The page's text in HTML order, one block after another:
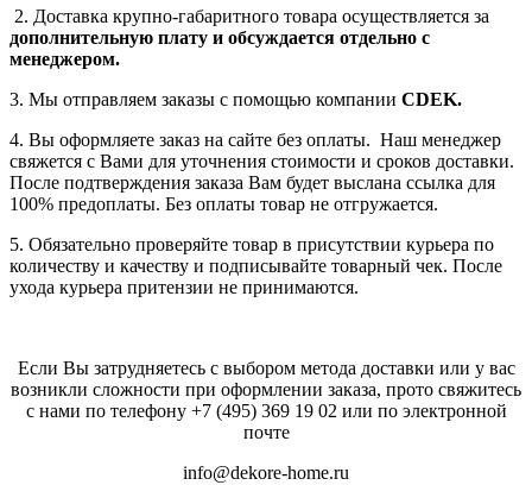
2. Доставка крупно-габаритного товара осуществляется за
дополнительную плату и обсуждается отдельно с
менеджером.
3. Мы отправляем заказы с помощью компании СDEK.
4. Вы оформляете заказ на сайте без оплаты. Наш менеджер
свяжется с Вами для уточнения стоимости и сроков доставки.
После подтверждения заказа Вам будет выслана ссылка для
100% предоплаты. Без оплаты товар не отгружается.
5. Обязательно проверяйте товар в присутствии курьера по
количеству и качеству и подписывайте товарный чек. После
ухода курьера притензии не принимаются.
Если Вы затрудняетесь с выбором метода доставки или у вас
возникли сложности при оформлении заказа, прото свяжитесь
с нами по телефону +7 (495) 369 19 02 или по электронной
почте
info@dekore-home.ru